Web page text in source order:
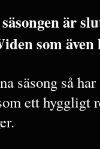
är
som
säsong så
ett hyggligt